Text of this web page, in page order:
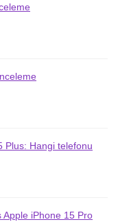
Plus: Hangi telefonu
Apple iPhone 15 Pro